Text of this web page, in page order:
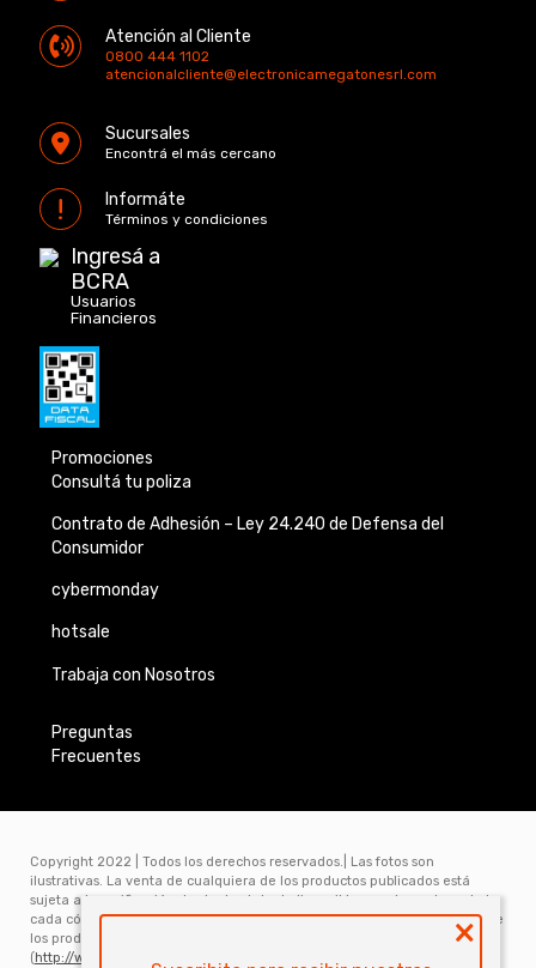
Atención al Cliente
0800 444 1102
atencionalcliente@electronicamegatonesrl.com
Sucursales
Encontrá el más cercano
Informáte
Términos y condiciones
Ingresá a
BCRA
Usuarios
Financieros
Promociones
Consultá tu poliza
Contrato de Adhesión – Ley 24.240 de Defensa del
Consumidor
cybermonday
hotsale
Trabaja con Nosotros
Preguntas
Frecuentes
×
Copyright 2022 | Todos los derechos reservados.| Las fotos son
ilustrativas. La venta de cualquiera de los productos publicados está
sujeta a la verificación de stock, el stock disponible para la venta web de
cada código es de 5 unidades. Los precios y los planes de financiación de
los productos publicados en www.electronicamegatonesrl.com
(http://www.electronicamegatonesrl.com